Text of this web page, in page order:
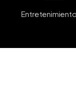
Entretenimiento